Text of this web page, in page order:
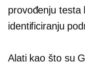
provođenju testa
identificiranju
Alati kao što su